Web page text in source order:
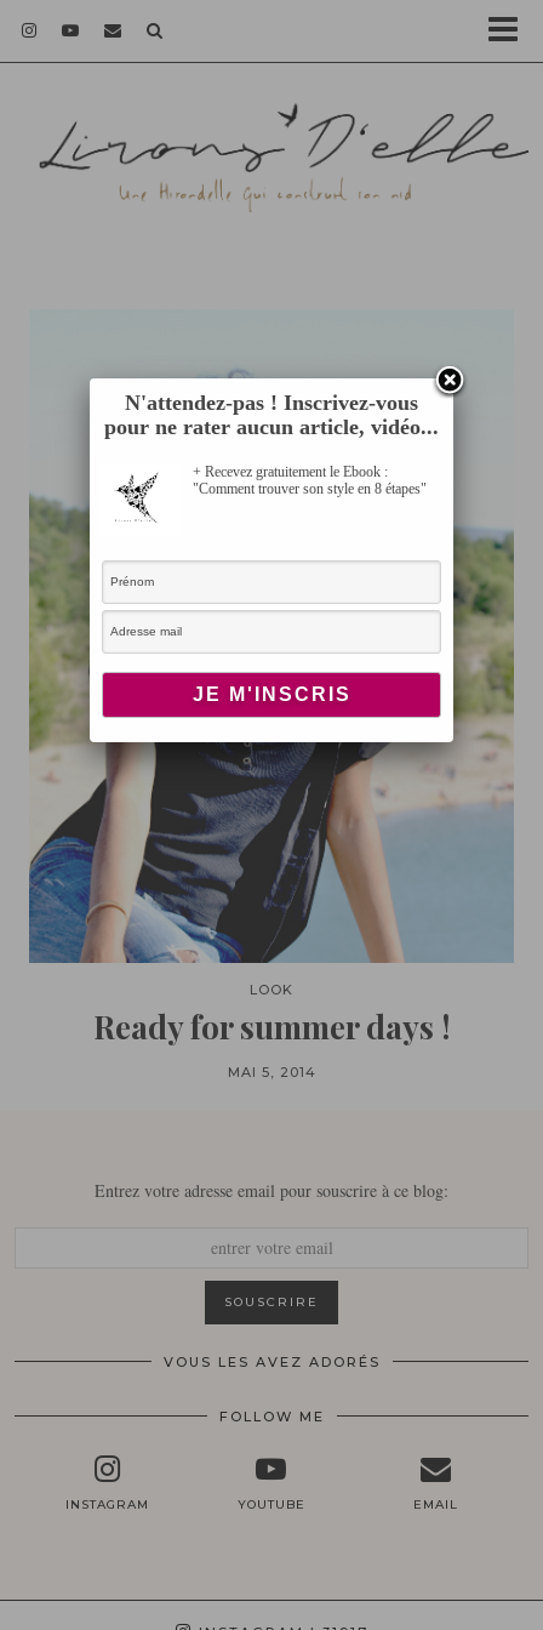
LOOK
Ready for summer days !
MAI 5, 2014
Entrez votre adresse email pour souscrire à ce blog:
VOUS LES AVEZ ADORÉS
FOLLOW ME
INSTAGRAM YOUTUBE EMAIL
N'attendez-pas ! Inscrivez-vous
pour ne rater aucun article, vidéo...
+ Recevez gratuitement le Ebook :
"Comment trouver son style en 8 étapes"